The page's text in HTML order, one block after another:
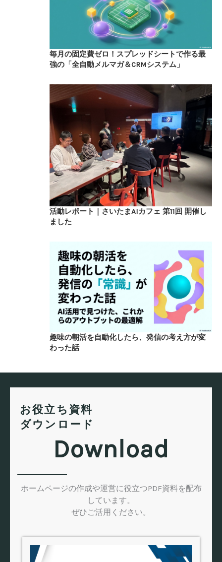
毎月の固定費ゼロ！スプレッドシートで作る最
強の「全自動メルマガ＆CRMシステム」
活動レポート｜さいたまAIカフェ 第11回 開催し
ました
趣味の朝活を自動化したら、発信の考え方が変
わった話
お役立ち資料
ダウンロード
Download
ホームページの作成や運営に役立つPDF資料を配布
しています。
ぜひご活用ください。